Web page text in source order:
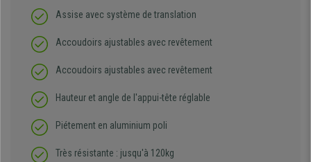
Assise avec système de translation
Accoudoirs ajustables avec revêtement
Accoudoirs ajustables avec revêtement
Hauteur et angle de l'appui-tête réglable
Piétement en aluminium poli
Très résistante : jusqu'à 120kg